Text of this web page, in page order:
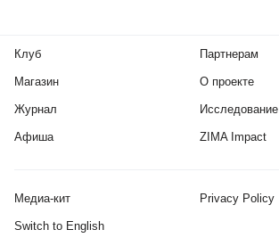
Клуб
Магазин
Журнал
Афиша
Партнерам
О проекте
Исследование
ZIMA Impact
Медиа-кит Privacy Policy
Switch to English